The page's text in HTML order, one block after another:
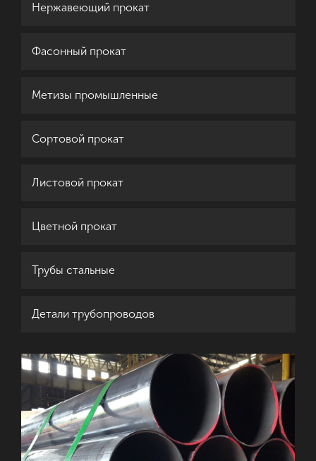
Нержавеющий прокат
Фасонный прокат
Метизы промышленные
Сортовой прокат
Листовой прокат
Цветной прокат
Трубы стальные
Детали трубопроводов